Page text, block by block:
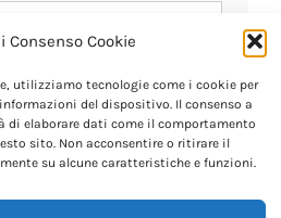
Consenso Cookie
utilizziamo tecnologie come i cookie per
del dispositivo. Il consenso a
di elaborare dati come il comportamento
sito. Non acconsentire o ritirare il
su alcune caratteristiche e funzioni.